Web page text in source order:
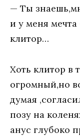
— Ты
и у меня мечта
клитор…
Хоть клитор в
огромный,но
думая
позу на
анус глубоко